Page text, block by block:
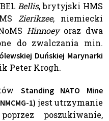
Bellis, brytyjski HMS
Zierikzee, niemiecki
Hinnoeyoraz dwa
do zwalczania min.
Duńskiej Marynarki
Peter Krogh.
Standing NATO Mine
1) jest utrzymanie
poszukiwanie,